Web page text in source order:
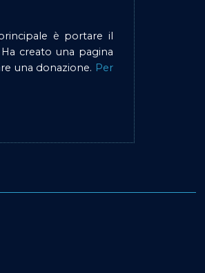
è portare il
creato una pagina
una donazione. Per